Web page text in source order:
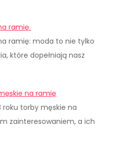
ramię
ramię: moda to nie tylko
które dopełniają nasz
na ramię
roku torby męskie na
zainteresowaniem, a ich